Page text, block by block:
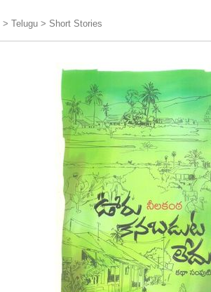
> Telugu > Short Stories